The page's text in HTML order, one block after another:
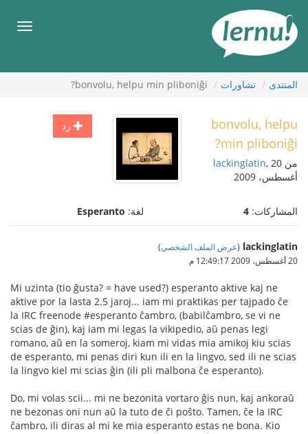
المحتويات
قائمة
المنتدى تشاورات bonvolu, helpu min pliboniĝi?
رد
bonvolu, helpu
min pliboniĝi?
من lackinglatin, 20
أغسطس، 2009
المشاركات: 4 لغة: Esperanto
lackinglatin
(عرض الملف الشخصي)
20 أغسطس، 2009 12:49:17 م
Mi uzinta (tio ĝusta? = have used?) esperanto aktive kaj ne
aktive por la lasta 2.5 jaroj... iam mi praktikas per tajpado ĉe
la IRC freenode #esperanto ĉambro, (babilĉambro, se vi ne
scias de ĝin), kaj iam mi legas la vikipedio, aŭ penas legi
romano, aŭ en la someroj, kiam mi vidas mia amikoj kiu scias
de esperanto, mi penas diri kun ili en la lingvo, sed ili ne scias
la lingvo kiel mi scias ĝin (ili pli malbona ĉe esperanto).
Do, mi volas scii... mi ne bezonita vortaro ĝis nun, kaj ankoraŭ
ne bezonas oni nun aŭ la tuto de ĉi poŝto. Tamen, ĉe la IRC
ĉambro, ili diras al mi ke mia esperanto estas ne bona. Kio